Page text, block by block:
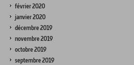
février 2020
janvier 2020
décembre 2019
novembre 2019
octobre 2019
septembre 2019